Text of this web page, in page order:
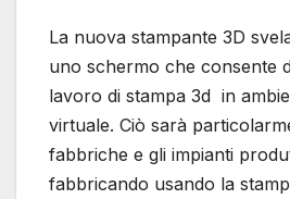
La nuova stampante 3D
uno schermo che consente
lavoro di stampa 3d in
virtuale. Ciò sarà
fabbriche e gli impianti
fabbricando usando la